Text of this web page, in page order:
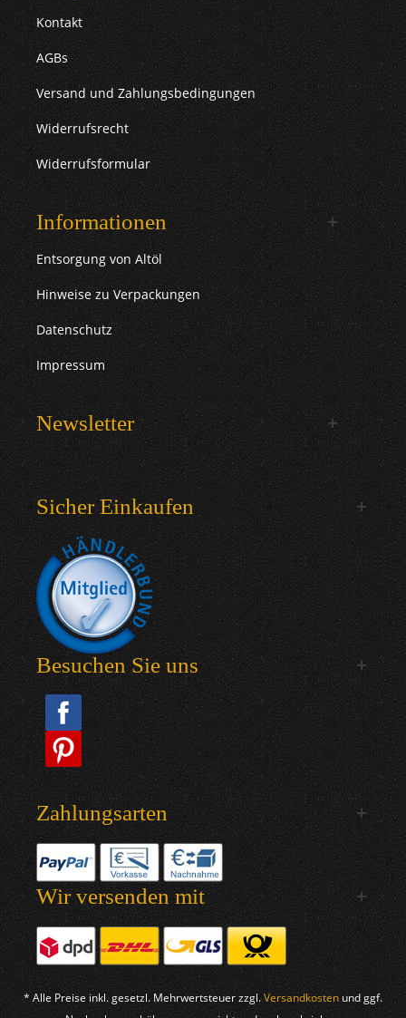
Kontakt
AGBs
Versand und Zahlungsbedingungen
Widerrufsrecht
Widerrufsformular
Informationen
Entsorgung von Altöl
Hinweise zu Verpackungen
Datenschutz
Impressum
Newsletter
Sicher Einkaufen
Besuchen Sie uns
Zahlungsarten
Wir versenden mit
* Alle Preise inkl. gesetzl. Mehrwertsteuer zzgl.Versandkosten und ggf.